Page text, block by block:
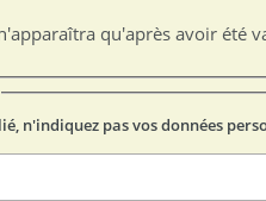
qu'après avoir été
n'indiquez pas vos données